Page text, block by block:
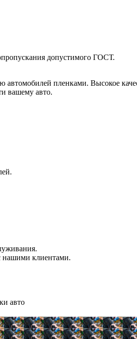
допустимого ГОСТ.
пленками. Высокое
вашему авто.
нашими клиентами.
авто